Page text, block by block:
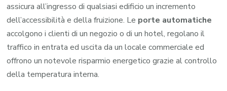
assicura all’ingresso di qualsiasi edificio un incremento
dell’accessibilità e della fruizione. Le porte automatiche
accolgono i clienti di un negozio o di un hotel, regolano il
traffico in entrata ed uscita da un locale commerciale ed
offrono un notevole risparmio energetico grazie al controllo
della temperatura interna.